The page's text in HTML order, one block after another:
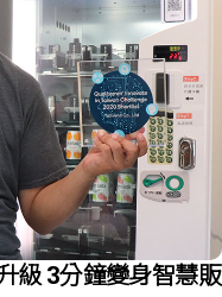
級 3分鐘變身智慧販